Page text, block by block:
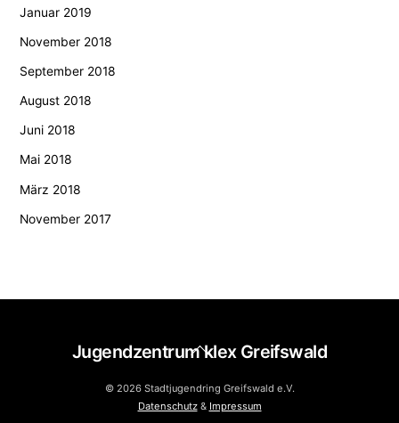
Januar 2019
November 2018
September 2018
August 2018
Juni 2018
Mai 2018
März 2018
November 2017
Back
To
Top
Jugendzentrum klex Greifswald
© 2026 Stadtjugendring Greifswald e.V.
Datenschutz& Impressum